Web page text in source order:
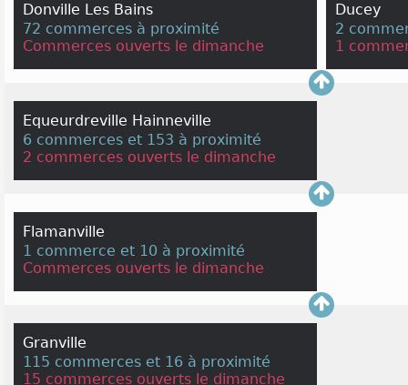
Donville Les Bains
72 commerces à proximité
Commerces ouverts le dimanche
Ducey
2
1
Equeurdreville Hainneville
6 commerces et 153 à proximité
2 commerces ouverts le dimanche
Flamanville
1 commerce et 10 à proximité
Commerces ouverts le dimanche
Granville
115 commerces et 16 à proximité
15 commerces ouverts le dimanche